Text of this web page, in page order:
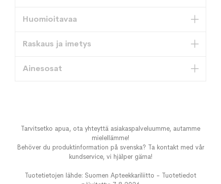
Huomioitavaa
Raskaus ja imetys
Ainesosat
Tarvitsetko apua, ota yhteyttä asiakaspalveluumme, autamme
mielellämme!
Behöver du produktinformation på svenska? Ta kontakt med vår
kundservice, vi hjälper gärna!
Tuotetietojen lähde: Suomen Apteekkariliitto - Tuotetiedot